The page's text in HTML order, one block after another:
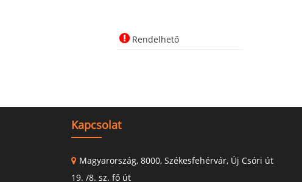
Rendelhető
Kapcsolat
Magyarország, 8000, Székesfehérvár, Új Csóri út
19. /8. sz. fő út